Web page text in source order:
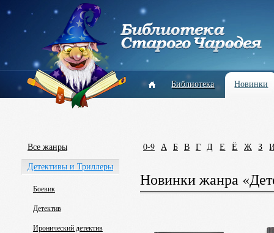
Библиотека Новинки
Все жанры
Детективы и Триллеры
Боевик
Детектив
Иронический детектив
0-9 А Б В Г Д Е Ё Ж З
Новинки жанра